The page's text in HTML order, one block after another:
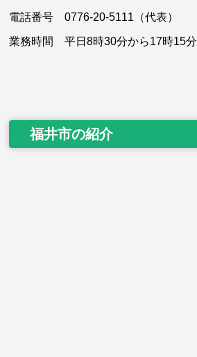
電話番号 0776-20-5111（代表）
業務時間 平日8時30分から17時15分
福井市の紹介